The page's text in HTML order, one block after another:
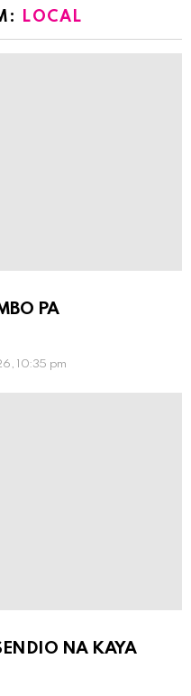
LOCAL
PA
10:35 pm
NA KAYA